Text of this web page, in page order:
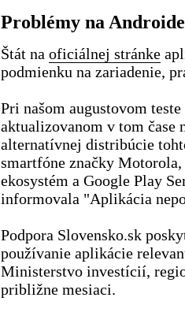
Problémy na
Štát na oficiálnej stránke
podmienku na zariadenie,
Pri našom augustovom
aktualizovanom v tom čase
alternatívnej distribúcie
smartfóne značky
ekosystém a Google Play
informovala "Aplikácia
Podpora Slovensko.sk
používanie aplikácie
Ministerstvo investícií,
približne mesiaci.